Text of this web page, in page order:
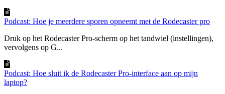
Podcast: Hoe je meerdere sporen opneemt met de Rodecaster pro
Druk op het Rodecaster Pro-scherm op het tandwiel (instellingen),
vervolgens op G...
Podcast: Hoe sluit ik de Rodecaster Pro-interface aan op mijn
laptop?